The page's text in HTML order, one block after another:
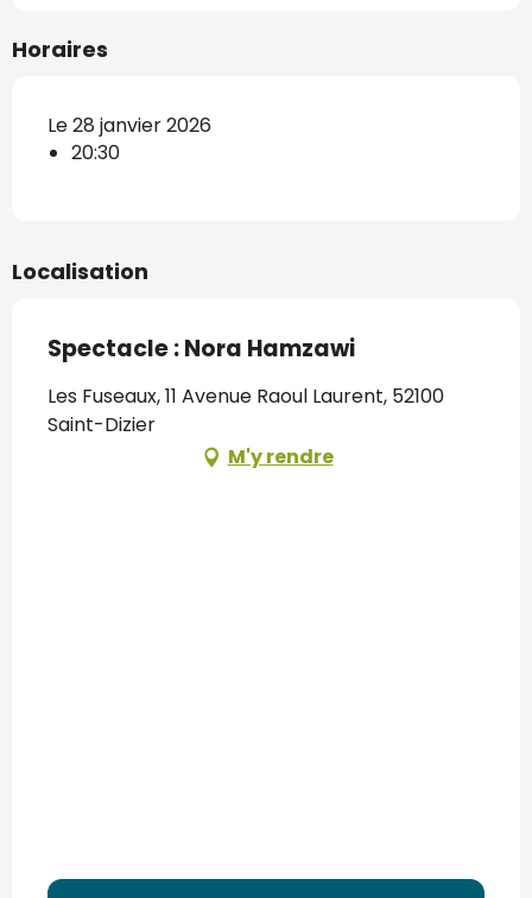
Horaires
Le 28 janvier 2026
20:30
Localisation
Spectacle : Nora Hamzawi
Les Fuseaux, 11 Avenue Raoul Laurent, 52100
Saint-Dizier
M'y rendre